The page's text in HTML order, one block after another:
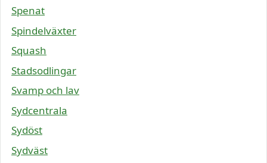
Spenat
Spindelväxter
Squash
Stadsodlingar
Svamp och lav
Sydcentrala
Sydöst
Sydväst